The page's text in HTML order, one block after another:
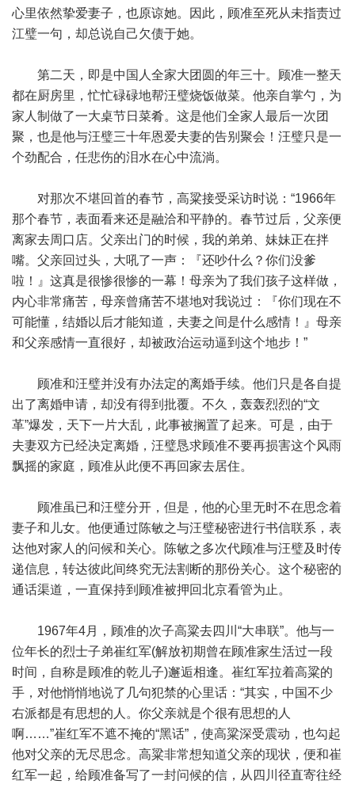
心里依然挚爱妻子，也原谅她。因此，顾准至死从未指责过
江璧一句，却总说自己欠债于她。
第二天，即是中国人全家大团圆的年三十。顾准一整天
都在厨房里，忙忙碌碌地帮汪璧烧饭做菜。他亲自掌勺，为
家人制做了一大桌节日菜肴。这是他们全家人最后一次团
聚，也是他与汪璧三十年恩爱夫妻的告别聚会！汪璧只是一
个劲配合，任悲伤的泪水在心中流淌。
对那次不堪回首的春节，高粱接受采访时说：“1966年
那个春节，表面看来还是融洽和平静的。春节过后，父亲便
离家去周口店。父亲出门的时候，我的弟弟、妹妹正在拌
嘴。父亲回过头，大吼了一声：『还吵什么？你们没爹
啦！』这真是很惨很惨的一幕！母亲为了我们孩子这样做，
内心非常痛苦，母亲曾痛苦不堪地对我说过：『你们现在不
可能懂，结婚以后才能知道，夫妻之间是什么感情！』母亲
和父亲感情一直很好，却被政治运动逼到这个地步！”
顾准和汪璧并没有办法定的离婚手续。他们只是各自提
出了离婚申请，却没有得到批覆。不久，轰轰烈烈的“文
革”爆发，天下一片大乱，此事被搁置了起来。可是，由于
夫妻双方已经决定离婚，汪璧恳求顾准不要再损害这个风雨
飘摇的家庭，顾准从此便不再回家去居住。
顾准虽已和汪璧分开，但是，他的心里无时不在思念着
妻子和儿女。他便通过陈敏之与汪璧秘密进行书信联系，表
达他对家人的问候和关心。陈敏之多次代顾准与汪璧及时传
递信息，转达彼此间终究无法割断的那份关心。这个秘密的
通话渠道，一直保持到顾准被押回北京看管为止。
1967年4月，顾准的次子高粱去四川“大串联”。他与一
位年长的烈士子弟崔红军(解放初期曾在顾准家生活过一段
时间，自称是顾准的乾儿子)邂逅相逢。崔红军拉着高粱的
手，对他悄悄地说了几句犯禁的心里话：“其实，中国不少
右派都是有思想的人。你父亲就是个很有思想的人
啊……”崔红军不遮不掩的“黑话”，使高粱深受震动，也勾起
他对父亲的无尽思念。高粱非常想知道父亲的现状，便和崔
红军一起，给顾准备写了一封问候的信，从四川径直寄往经